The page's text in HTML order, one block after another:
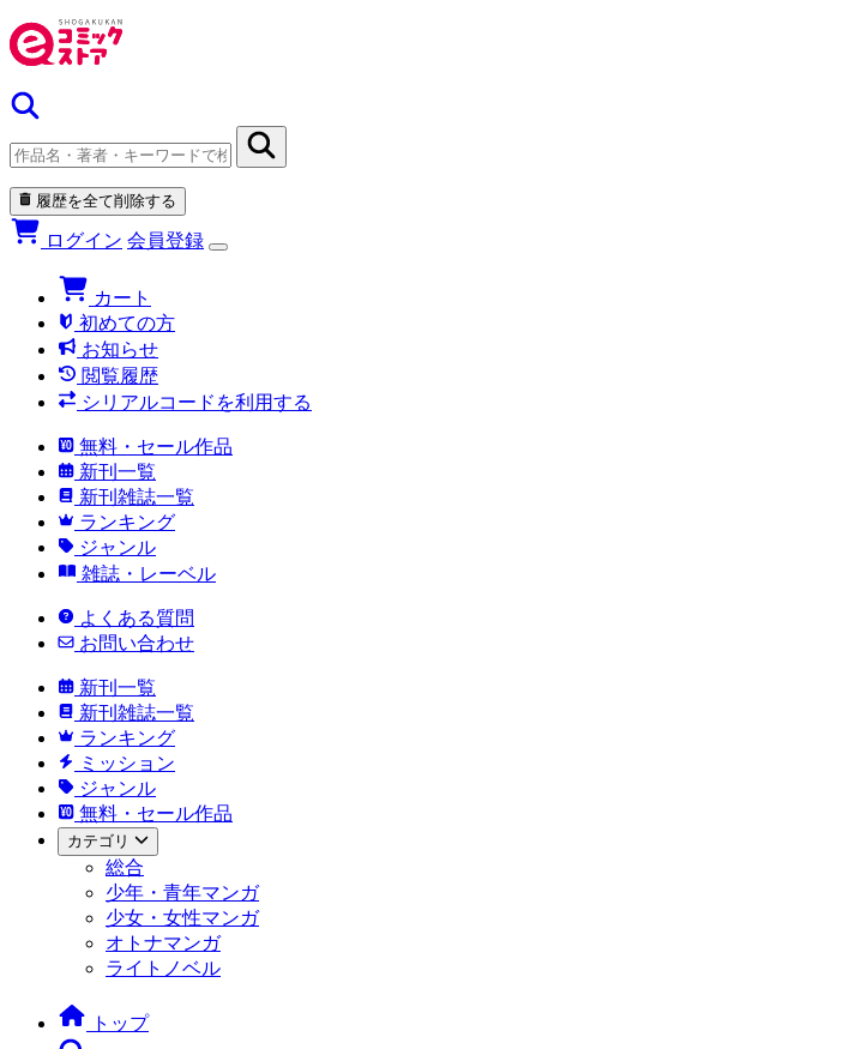
履歴を全て削除する
ログイン 会員登録
カート
初めての方
お知らせ
閲覧履歴
シリアルコードを利用する
無料・セール作品
新刊一覧
新刊雑誌一覧
ランキング
ジャンル
雑誌・レーベル
よくある質問
お問い合わせ
新刊一覧
新刊雑誌一覧
ランキング
ミッション
ジャンル
無料・セール作品
カテゴリ
総合
少年・青年マンガ
少女・女性マンガ
オトナマンガ
ライトノベル
トップ